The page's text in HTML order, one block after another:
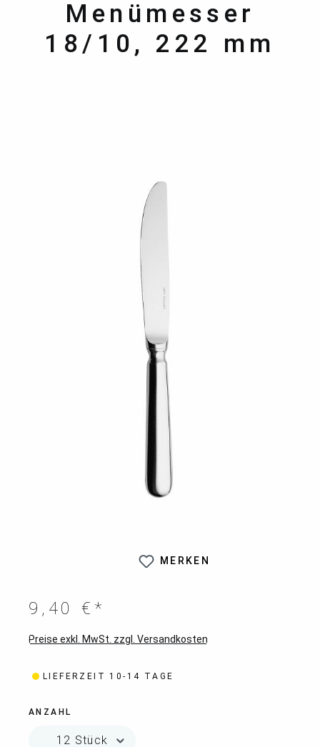
Menümesser
18/10, 222 mm
MERKEN
9,40 €*
Preise exkl. MwSt. zzgl. Versandkosten
LIEFERZEIT 10-14 TAGE
ANZAHL